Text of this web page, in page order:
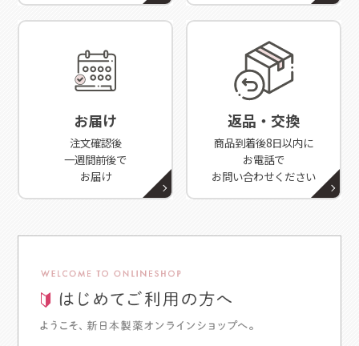
お届け
注文確認後
一週間前後で
お届け
返品・交換
商品到着後8日以内に
お電話で
お問い合わせください